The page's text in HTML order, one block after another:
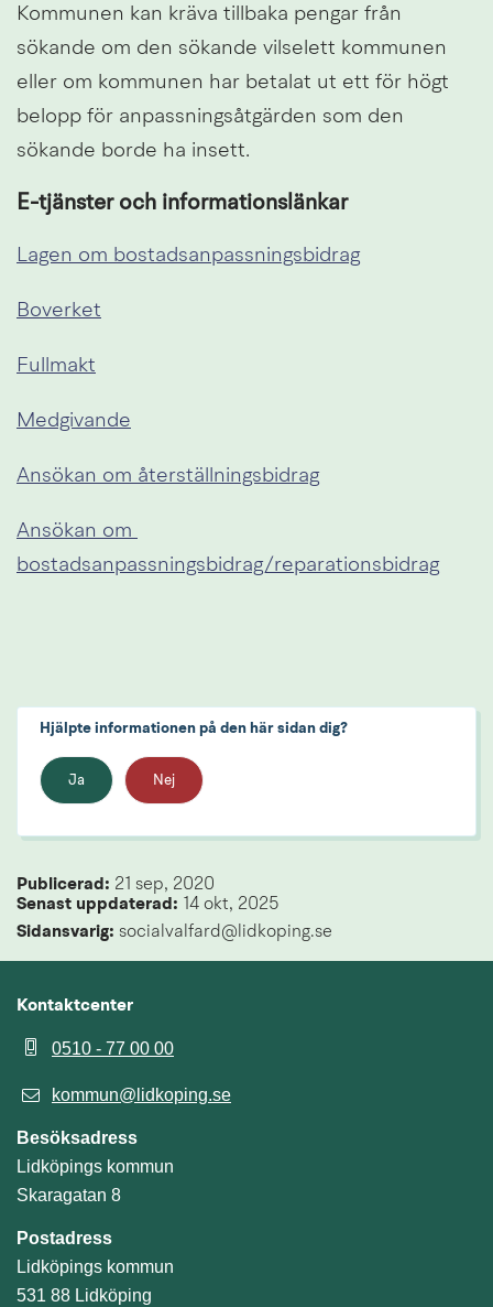
Kommunen kan kräva tillbaka pengar från
sökande om den sökande vilselett kommunen
eller om kommunen har betalat ut ett för högt
belopp för anpassningsåtgärden som den
sökande borde ha insett.
E-tjänster och informationslänkar
Lagen om bostadsanpassningsbidrag
Boverket
Fullmakt
Medgivande
Ansökan om återställningsbidrag
Ansökan om
bostadsanpassningsbidrag/reparationsbidrag
Hjälpte informationen på den här sidan dig?
Ja Nej
Publicerad: 21 sep, 2020
Senast uppdaterad: 14 okt, 2025
Sidansvarig: socialvalfard@lidkoping.se
Kontaktcenter
0510 - 77 00 00
kommun@lidkoping.se
Besöksadress
Lidköpings kommun
Skaragatan 8
Postadress
Lidköpings kommun
531 88 Lidköping